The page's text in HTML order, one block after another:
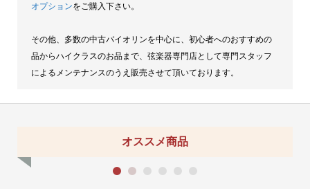
オプションをご購入下さい。
その他、多数の中古バイオリンを中心に、初心者へのおすすめの
品からハイクラスのお品まで、弦楽器専門店として専門スタッフ
によるメンテナンスのうえ販売させて頂いております。
オススメ商品
1 2 3 4 5 6